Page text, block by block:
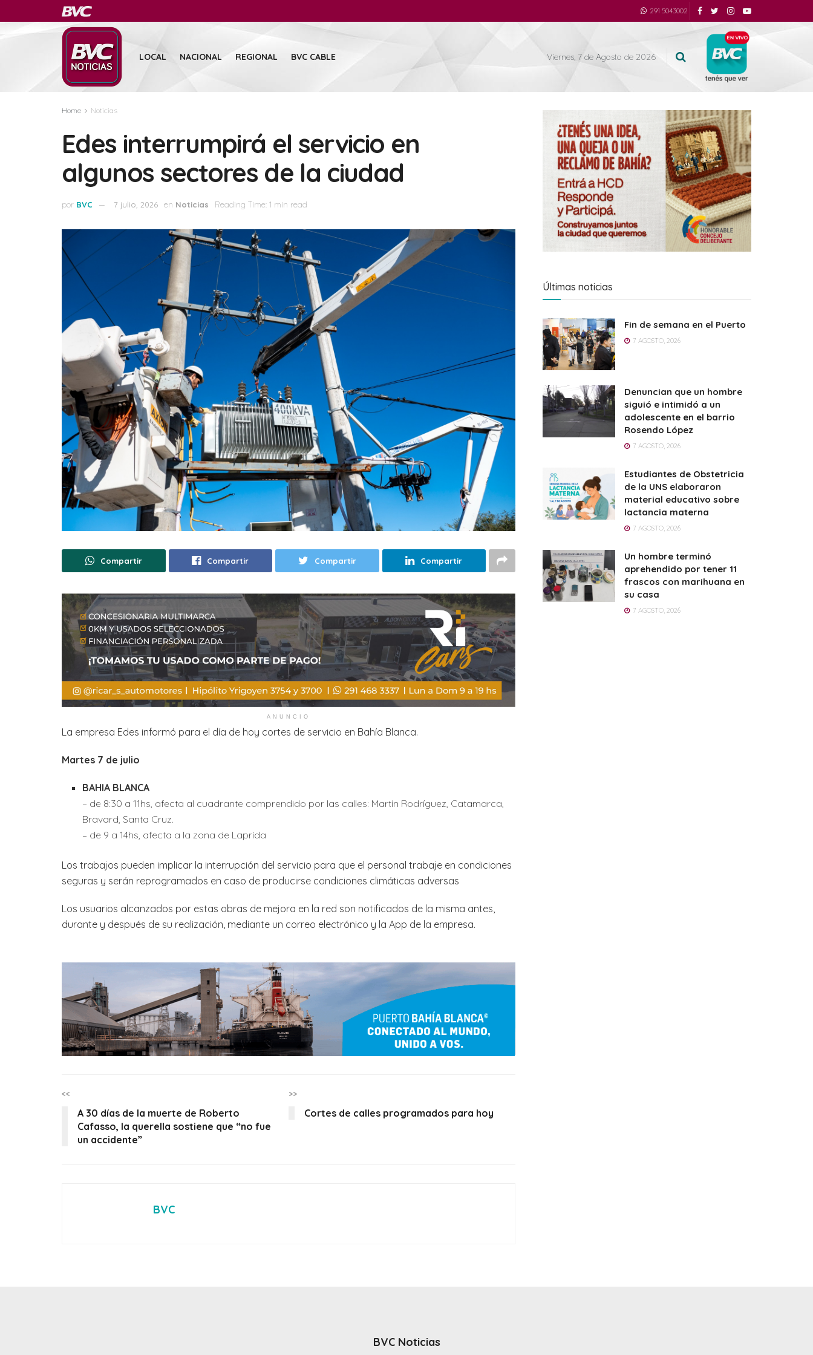
291 5043002
LOCAL NACIONAL REGIONAL BVC CABLE Viernes, 7 de Agosto de 2026
Home Noticias
Edes interrumpirá el servicio en
algunos sectores de la ciudad
por BVC 7 julio, 2026 en Noticias Reading Time: 1 min read
Compartir Compartir Compartir Compartir
ANUNCIO
La empresa Edes informó para el día de hoy cortes de servicio en Bahía Blanca.
Martes 7 de julio
BAHIA BLANCA
– de 8:30 a 11hs, afecta al cuadrante comprendido por las calles: Martín Rodríguez, Catamarca,
Bravard, Santa Cruz.
– de 9 a 14hs, afecta a la zona de Laprida
Los trabajos pueden implicar la interrupción del servicio para que el personal trabaje en condiciones
seguras y serán reprogramados en caso de producirse condiciones climáticas adversas
Los usuarios alcanzados por estas obras de mejora en la red son notificados de la misma antes,
durante y después de su realización, mediante un correo electrónico y la App de la empresa.
<<
A 30 días de la muerte de Roberto
Cafasso, la querella sostiene que “no fue
un accidente”
>>
Cortes de calles programados para hoy
BVC
Últimas noticias
Fin de semana en el Puerto
7 AGOSTO, 2026
Denuncian que un hombre
siguió e intimidó a un
adolescente en el barrio
Rosendo López
7 AGOSTO, 2026
Estudiantes de Obstetricia
de la UNS elaboraron
material educativo sobre
lactancia materna
7 AGOSTO, 2026
Un hombre terminó
aprehendido por tener 11
frascos con marihuana en
su casa
7 AGOSTO, 2026
BVC Noticias